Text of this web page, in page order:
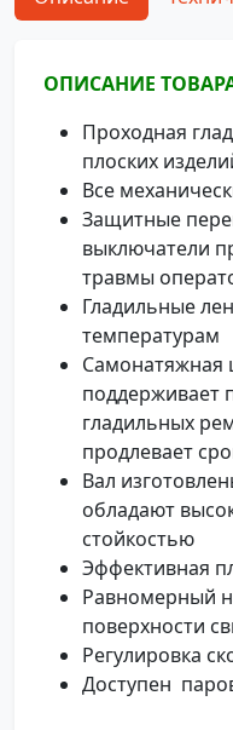
ОПИСАНИЕ
Проходная
плоских
Все
Защитные
выключатели
травмы
Гладильные
температурам
Самонатяжная
поддерживает
гладильных
продлевает
Вал
обладают
стойкостью
Эффективная
Равномерный
поверхности
Регулировка
Доступен